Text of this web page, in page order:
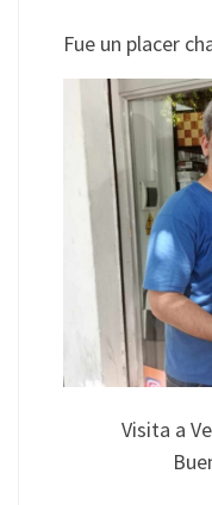
Fue un placer
Visita a